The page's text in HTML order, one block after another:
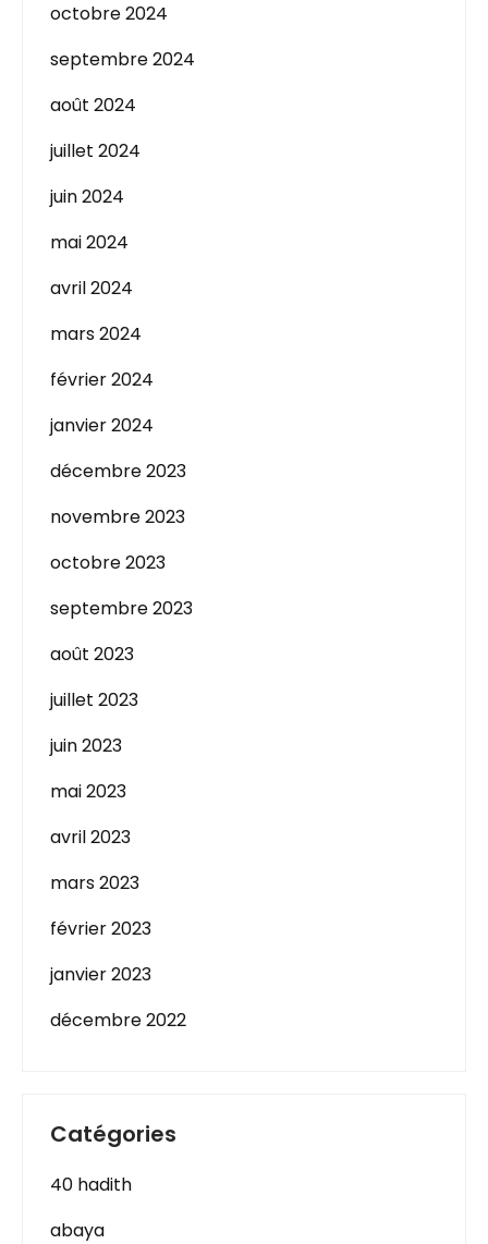
octobre 2024
septembre 2024
août 2024
juillet 2024
juin 2024
mai 2024
avril 2024
mars 2024
février 2024
janvier 2024
décembre 2023
novembre 2023
octobre 2023
septembre 2023
août 2023
juillet 2023
juin 2023
mai 2023
avril 2023
mars 2023
février 2023
janvier 2023
décembre 2022
Catégories
40 hadith
abaya